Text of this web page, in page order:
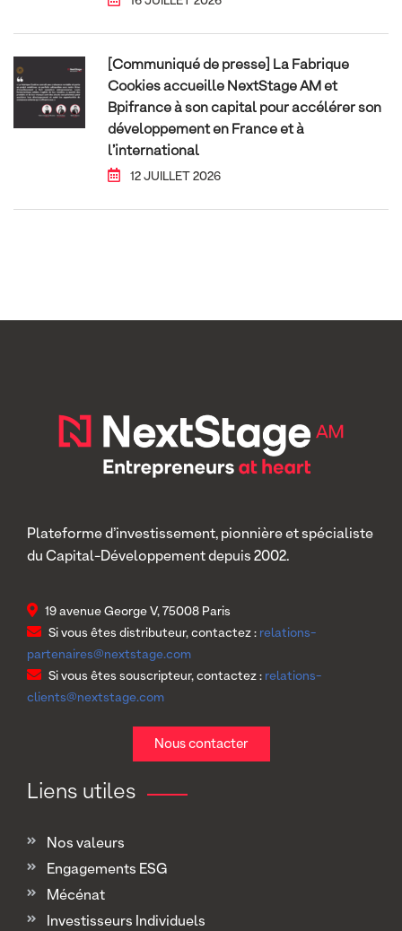
[Communiqué de presse] La Fabrique
Cookies accueille NextStage AM et
Bpifrance à son capital pour accélérer son
développement en France et à
l’international
12 JUILLET 2026
Plateforme d’investissement, pionnière et spécialiste
du Capital-Développement depuis 2002.
19 avenue George V, 75008 Paris
Si vous êtes distributeur, contactez : relations-
partenaires@nextstage.com
Si vous êtes souscripteur, contactez : relations-
clients@nextstage.com
Nous contacter
Liens utiles
Nos valeurs
Engagements ESG
Mécénat
Investisseurs Individuels